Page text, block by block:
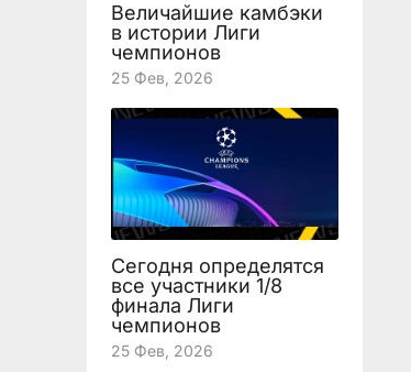
Величайшие камбэки
в истории Лиги
чемпионов
25 Фев, 2026
Сегодня определятся
все участники 1/8
финала Лиги
чемпионов
25 Фев, 2026